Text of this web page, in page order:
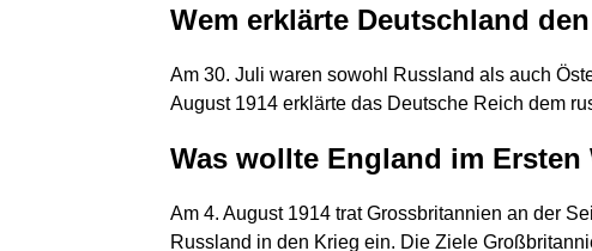
Wem erklärte Deutschland
Am 30. Juli waren sowohl Russland als auch
August 1914 erklärte das Deutsche Reich dem
Was wollte England im Ersten
Am 4. August 1914 trat Grossbritannien an der
Russland in den Krieg ein. Die Ziele